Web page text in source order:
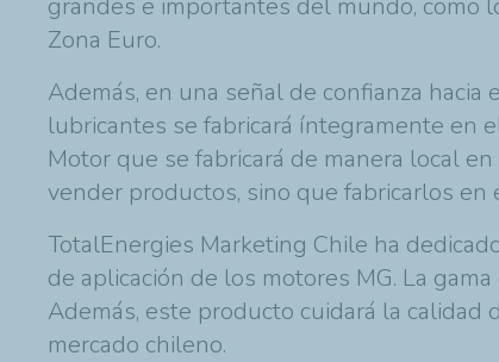
Zona Euro.
Además, en una señal de confianza
lubricantes se fabricará íntegramente en
Motor que se fabricará de manera local
vender productos, sino que fabricarlos
TotalEnergies Marketing Chile ha
de aplicación de los motores MG. La
Además, este producto cuidará la
mercado chileno.